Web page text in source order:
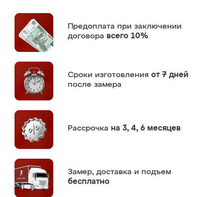
Предоплата при заключении
договора всего 10%
Сроки изготовления от 7 дней
после замера
Рассрочка на 3, 4, 6 месяцев
Замер, доставка и подъем
бесплатно